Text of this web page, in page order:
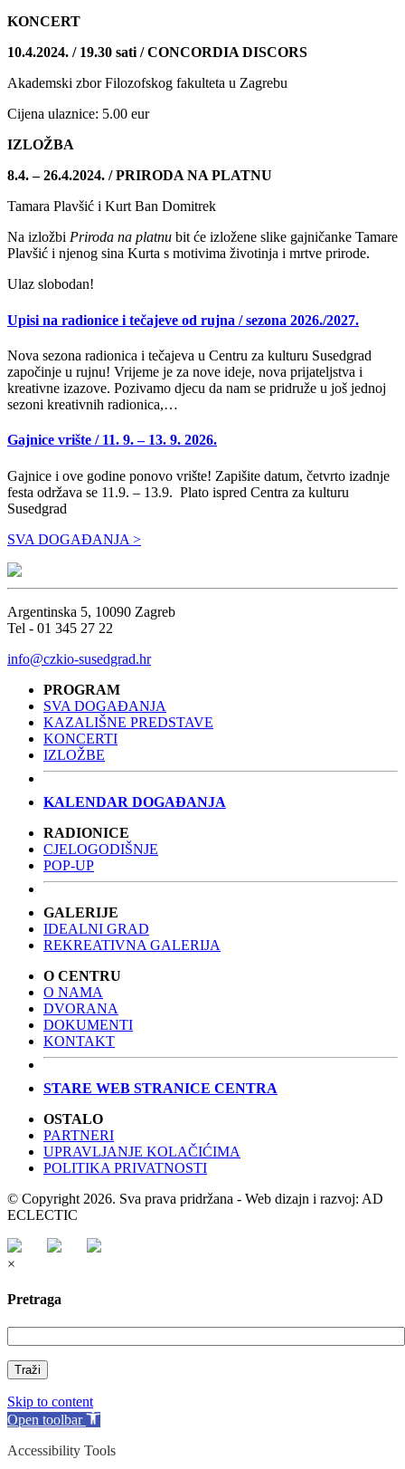
KONCERT
10.4.2024. / 19.30 sati / CONCORDIA DISCORS
Akademski zbor Filozofskog fakulteta u Zagrebu
Cijena ulaznice: 5.00 eur
IZLOŽBA
8.4. – 26.4.2024. / PRIRODA NA PLATNU
Tamara Plavšić i Kurt Ban Domitrek
Na izložbi Priroda na platnu bit će izložene slike gajničanke Tamare
Plavšić i njenog sina Kurta s motivima životinja i mrtve prirode.
Ulaz slobodan!
Upisi na radionice i tečajeve od rujna / sezona 2026./2027.
Nova sezona radionica i tečajeva u Centru za kulturu Susedgrad
započinje u rujnu! Vrijeme je za nove ideje, nova prijateljstva i
kreativne izazove. Pozivamo djecu da nam se pridruže u još jednoj
sezoni kreativnih radionica,…
Gajnice vrište / 11. 9. – 13. 9. 2026.
Gajnice i ove godine ponovo vrište! Zapišite datum, četvrto izadnje
festa održava se 11.9. – 13.9. Plato ispred Centra za kulturu
Susedgrad
SVA DOGAĐANJA >
Argentinska 5, 10090 Zagreb
Tel - 01 345 27 22
info@czkio-susedgrad.hr
PROGRAM
SVA DOGAĐANJA
KAZALIŠNE PREDSTAVE
KONCERTI
IZLOŽBE
KALENDAR DOGAĐANJA
RADIONICE
CJELOGODIŠNJE
POP-UP
GALERIJE
IDEALNI GRAD
REKREATIVNA GALERIJA
O CENTRU
O NAMA
DVORANA
DOKUMENTI
KONTAKT
STARE WEB STRANICE CENTRA
OSTALO
PARTNERI
UPRAVLJANJE KOLAČIĆIMA
POLITIKA PRIVATNOSTI
© Copyright 2026. Sva prava pridržana - Web dizajn i razvoj: AD
ECLECTIC
×
Pretraga
Traži
Skip to content
Open toolbar
Accessibility Tools